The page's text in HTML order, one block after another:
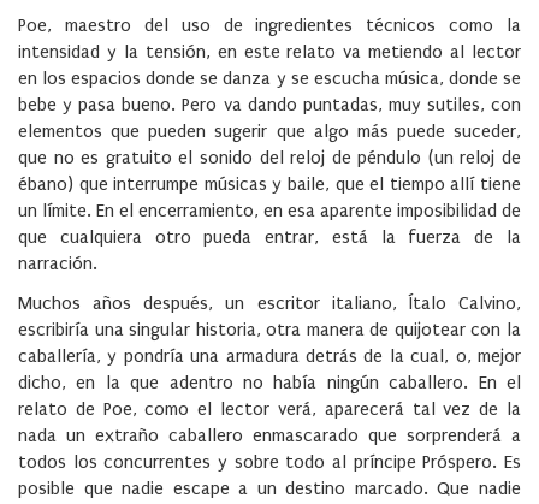
Poe, maestro del uso de ingredientes técnicos como la
intensidad y la tensión, en este relato va metiendo al lector
en los espacios donde se danza y se escucha música, donde se
bebe y pasa bueno. Pero va dando puntadas, muy sutiles, con
elementos que pueden sugerir que algo más puede suceder,
que no es gratuito el sonido del reloj de péndulo (un reloj de
ébano) que interrumpe músicas y baile, que el tiempo allí tiene
un límite. En el encerramiento, en esa aparente imposibilidad de
que cualquiera otro pueda entrar, está la fuerza de la
narración.
Muchos años después, un escritor italiano, Ítalo Calvino,
escribiría una singular historia, otra manera de quijotear con la
caballería, y pondría una armadura detrás de la cual, o, mejor
dicho, en la que adentro no había ningún caballero. En el
relato de Poe, como el lector verá, aparecerá tal vez de la
nada un extraño caballero enmascarado que sorprenderá a
todos los concurrentes y sobre todo al príncipe Próspero. Es
posible que nadie escape a un destino marcado. Que nadie